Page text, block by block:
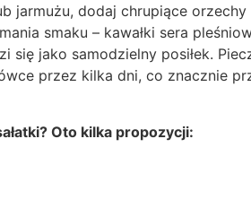
jarmużu, dodaj chrupiące
smaku – kawałki sera
się jako samodzielny posiłek.
przez kilka dni, co znacznie
Oto kilka propozycji: